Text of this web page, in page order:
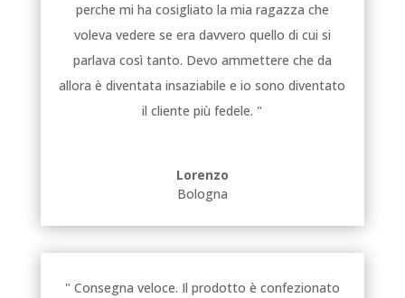
perche mi ha cosigliato la mia ragazza che
voleva vedere se era davvero quello di cui si
parlava così tanto. Devo ammettere che da
allora è diventata insaziabile e io sono diventato
il cliente più fedele. "
Lorenzo
Bologna
" Consegna veloce. Il prodotto è confezionato